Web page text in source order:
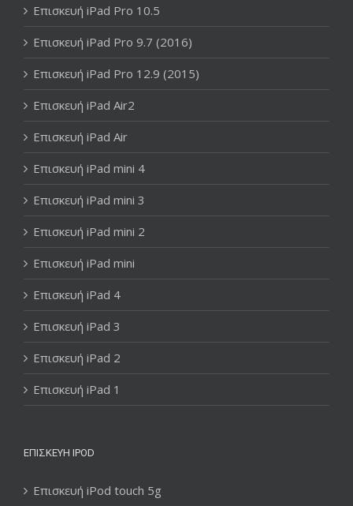
Επισκευή iPad Pro 10.5
Επισκευή iPad Pro 9.7 (2016)
Επισκευή iPad Pro 12.9 (2015)
Επισκευή iPad Air2
Επισκευή iPad Air
Επισκευή iPad mini 4
Επισκευή iPad mini 3
Επισκευή iPad mini 2
Επισκευή iPad mini
Επισκευή iPad 4
Επισκευή iPad 3
Επισκευή iPad 2
Επισκευή iPad 1
ΕΠΙΣΚΕΥΉ IPOD
Επισκευή iPod touch 5g